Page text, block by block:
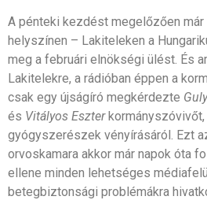
A pénteki kezdést megelőzően már
helyszínen – Lakiteleken a
meg a februári elnökségi ülést. És
Lakitelekre, a rádióban éppen a
csak egy újságíró megkérdezte
és Vitályos Eszterkormányszóvivőt,
gyógyszerészek vényírásáról. Ezt
orvoskamara akkor már napok óta
ellene minden lehetséges
betegbiztonsági problémákra